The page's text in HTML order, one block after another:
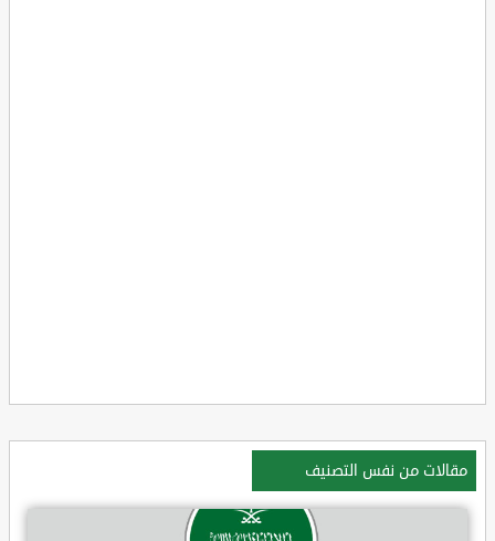
مقالات من نفس التصنيف